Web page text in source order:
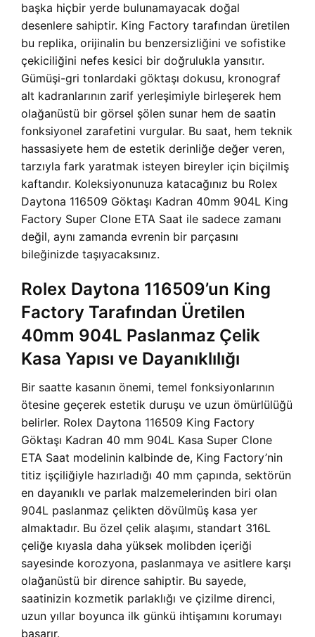
başka hiçbir yerde bulunamayacak doğal
desenlere sahiptir. King Factory tarafından üretilen
bu replika, orijinalin bu benzersizliğini ve sofistike
çekiciliğini nefes kesici bir doğrulukla yansıtır.
Gümüşi-gri tonlardaki göktaşı dokusu, kronograf
alt kadranlarının zarif yerleşimiyle birleşerek hem
olağanüstü bir görsel şölen sunar hem de saatin
fonksiyonel zarafetini vurgular. Bu saat, hem teknik
hassasiyete hem de estetik derinliğe değer veren,
tarzıyla fark yaratmak isteyen bireyler için biçilmiş
kaftandır. Koleksiyonunuza katacağınız bu Rolex
Daytona 116509 Göktaşı Kadran 40mm 904L King
Factory Super Clone ETA Saat ile sadece zamanı
değil, aynı zamanda evrenin bir parçasını
bileğinizde taşıyacaksınız.
Rolex Daytona 116509’un King
Factory Tarafından Üretilen
40mm 904L Paslanmaz Çelik
Kasa Yapısı ve Dayanıklılığı
Bir saatte kasanın önemi, temel fonksiyonlarının
ötesine geçerek estetik duruşu ve uzun ömürlülüğü
belirler. Rolex Daytona 116509 King Factory
Göktaşı Kadran 40 mm 904L Kasa Super Clone
ETA Saat modelinin kalbinde de, King Factory’nin
titiz işçiliğiyle hazırladığı 40 mm çapında, sektörün
en dayanıklı ve parlak malzemelerinden biri olan
904L paslanmaz çelikten dövülmüş kasa yer
almaktadır. Bu özel çelik alaşımı, standart 316L
çeliğe kıyasla daha yüksek molibden içeriği
sayesinde korozyona, paslanmaya ve asitlere karşı
olağanüstü bir dirence sahiptir. Bu sayede,
saatinizin kozmetik parlaklığı ve çizilme direnci,
uzun yıllar boyunca ilk günkü ihtişamını korumayı
başarır.